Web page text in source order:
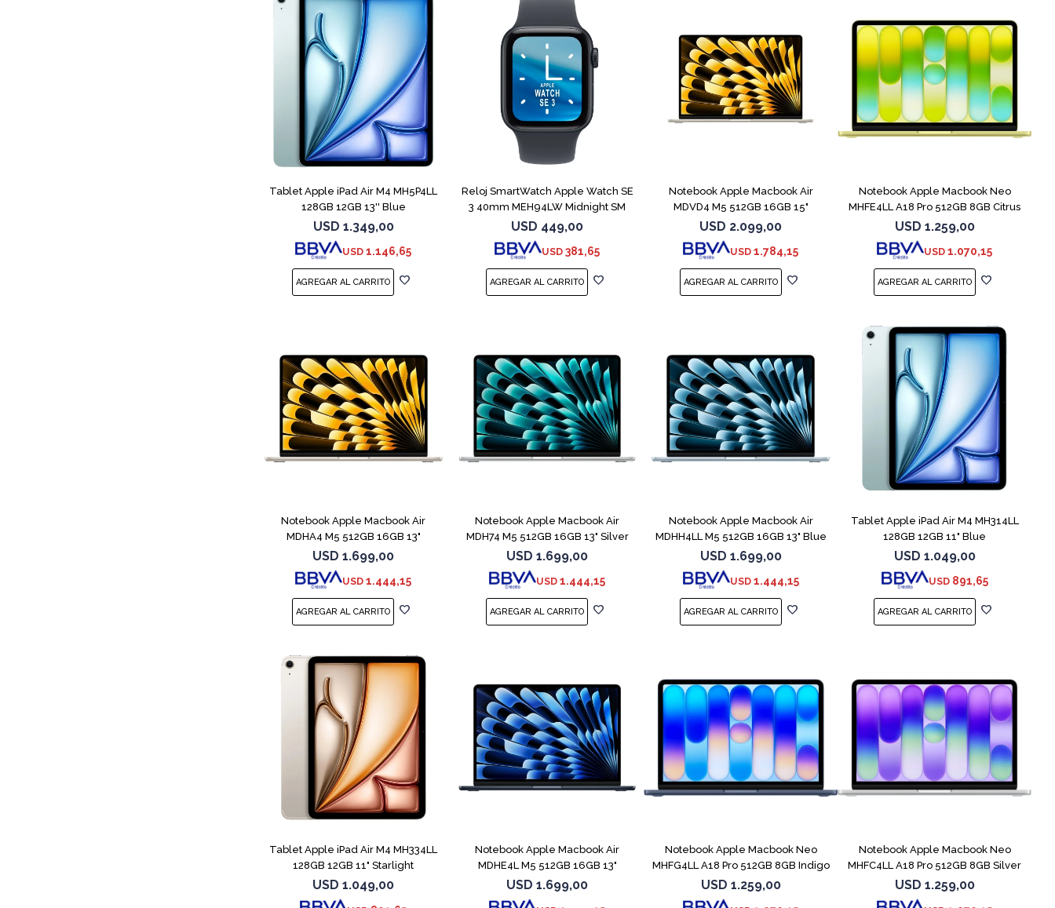
Tablet Apple iPad Air M4 MH5P4LL
128GB 12GB 13'' Blue
USD 1.349,00
USD 1.146,65
Reloj SmartWatch Apple Watch SE
3 40mm MEH94LW Midnight SM
USD 449,00
USD 381,65
Notebook Apple Macbook Air
MDVD4 M5 512GB 16GB 15"
Starlight
USD 2.099,00
USD 1.784,15
Notebook Apple Macbook Neo
MHFE4LL A18 Pro 512GB 8GB Citrus
USD 1.259,00
USD 1.070,15
Notebook Apple Macbook Air
MDHA4 M5 512GB 16GB 13"
Starlight
USD 1.699,00
USD 1.444,15
Notebook Apple Macbook Air
MDH74 M5 512GB 16GB 13" Silver
USD 1.699,00
USD 1.444,15
Notebook Apple Macbook Air
MDHH4LL M5 512GB 16GB 13" Blue
USD 1.699,00
USD 1.444,15
Tablet Apple iPad Air M4 MH314LL
128GB 12GB 11" Blue
USD 1.049,00
USD 891,65
Tablet Apple iPad Air M4 MH334LL
128GB 12GB 11" Starlight
USD 1.049,00
Notebook Apple Macbook Air
MDHE4L M5 512GB 16GB 13"
Midnight
USD 1.699,00
Notebook Apple Macbook Neo
MHFG4LL A18 Pro 512GB 8GB Indigo
USD 1.259,00
Notebook Apple Macbook Neo
MHFC4LL A18 Pro 512GB 8GB Silver
USD 1.259,00